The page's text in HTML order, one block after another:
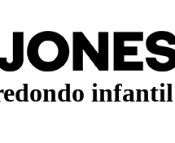
infantil